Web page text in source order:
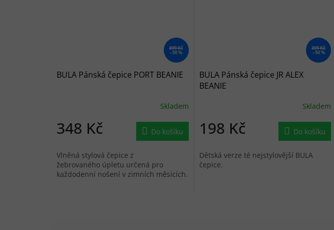
699 Kč
–50 %
BULA Pánská čepice PORT BEANIE
Skladem
348 Kč Do košíku
Vlněná stylová čepice z
žebrovaného úpletu určená pro
každodenní nošení v zimních měsících.
399 Kč
–50 %
BULA Pánská čepice JR ALEX
BEANIE
Skladem
198 Kč Do košíku
Dětská verze té nejstylovější BULA
čepice.